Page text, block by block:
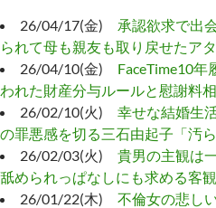
26/04/17(金) 承認欲求で出
られて母も親友も取り戻せたア
26/04/10(金) FaceTime10年
われた財産分与ルールと慰謝料
26/02/10(火) 幸せな結婚生
の罪悪感を切る三石由起子「汚ら
26/02/03(火) 貴男の主観は
舐められっぱなしにも求める客観
26/01/22(木) 不倫女の悲し